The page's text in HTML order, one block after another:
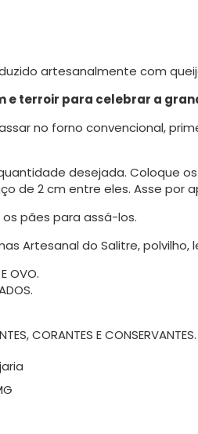
artesanalmente com
e terroir para celebrar a
no forno convencional,
desejada. Coloque
de 2 cm entre eles. Asse por
pães para assá-los.
Artesanal do Salitre,
OVO.
CORANTES E CONSERVANTES.